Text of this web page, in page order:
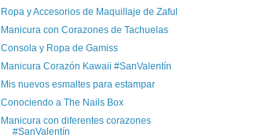
Ropa y Accesorios de Maquillaje de Zaful
Manicura con Corazones de Tachuelas
Consola y Ropa de Gamiss
Manicura Corazón Kawaii #SanValentín
Mis nuevos esmaltes para estampar
Conociendo a The Nails Box
Manicura con diferentes corazones
#SanValentín